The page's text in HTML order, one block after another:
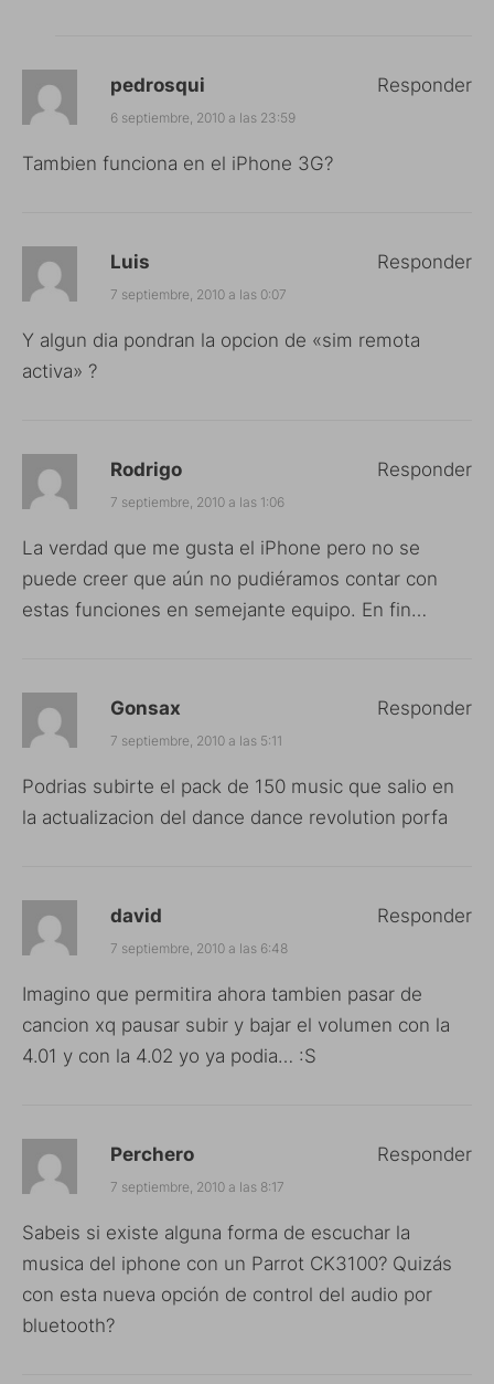
pedrosqui
6 septiembre, 2010 a las 23:59
Tambien funciona en el iPhone 3G?
Responder
Luis
7 septiembre, 2010 a las 0:07
Y algun dia pondran la opcion de «sim remota
activa» ?
Responder
Rodrigo
7 septiembre, 2010 a las 1:06
La verdad que me gusta el iPhone pero no se
puede creer que aún no pudiéramos contar con
estas funciones en semejante equipo. En fin…
Responder
Gonsax
7 septiembre, 2010 a las 5:11
Podrias subirte el pack de 150 music que salio en
la actualizacion del dance dance revolution porfa
Responder
david
7 septiembre, 2010 a las 6:48
Imagino que permitira ahora tambien pasar de
cancion xq pausar subir y bajar el volumen con la
4.01 y con la 4.02 yo ya podia… :S
Responder
Perchero
7 septiembre, 2010 a las 8:17
Sabeis si existe alguna forma de escuchar la
musica del iphone con un Parrot CK3100? Quizás
con esta nueva opción de control del audio por
bluetooth?
Responder